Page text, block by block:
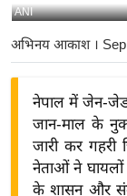
ष्ट्री
य
बि
द्यो
ANI
अभिनय आकाश।
नेपाल में जेन-जेड
जान-माल के
जारी कर गहरी
नेताओं ने घायलों
के शासन और